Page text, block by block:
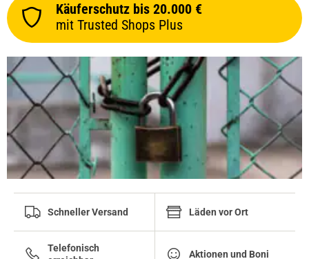
Käuferschutz bis 20.000 €
mit Trusted Shops Plus
Schneller Versand Läden vor Ort
Telefonisch
Aktionen und Boni